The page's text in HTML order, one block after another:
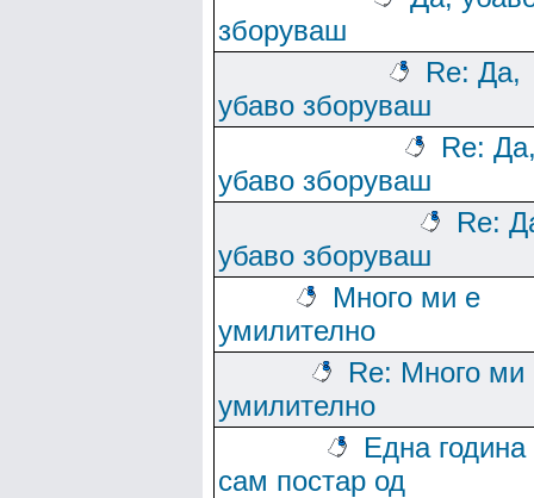
зборуваш
Re: Да,
убаво зборуваш
Re:
убаво зборуваш
Re:
убаво зборуваш
Много ми е
умилително
Re: Много ми
умилително
Една година
сам постар од